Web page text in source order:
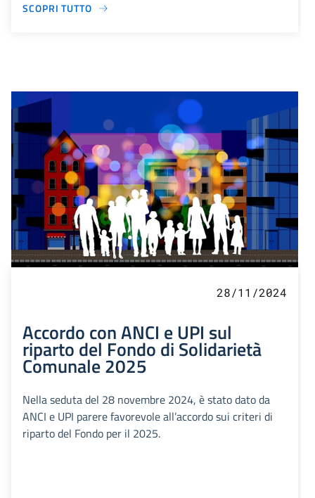
SCOPRI TUTTO
28/11/2024
Accordo con ANCI e UPI sul
riparto del Fondo di Solidarietà
Comunale 2025
Nella seduta del 28 novembre 2024, è stato dato da
ANCI e UPI parere favorevole all’accordo sui criteri di
riparto del Fondo per il 2025.